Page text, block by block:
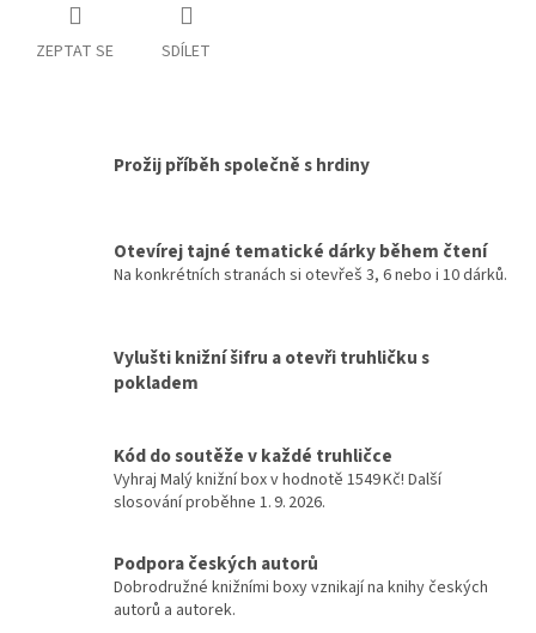
ZEPTAT SE SDÍLET
Prožij příběh společně s hrdiny
Otevírej tajné tematické dárky během čtení
Na konkrétních stranách si otevřeš 3, 6 nebo i 10 dárků.
Vylušti knižní šifru a otevři truhličku s
pokladem
Kód do soutěže v každé truhličce
Vyhraj Malý knižní box v hodnotě 1549 Kč! Další
slosování proběhne 1. 9. 2026.
Podpora českých autorů
Dobrodružné knižními boxy vznikají na knihy českých
autorů a autorek.